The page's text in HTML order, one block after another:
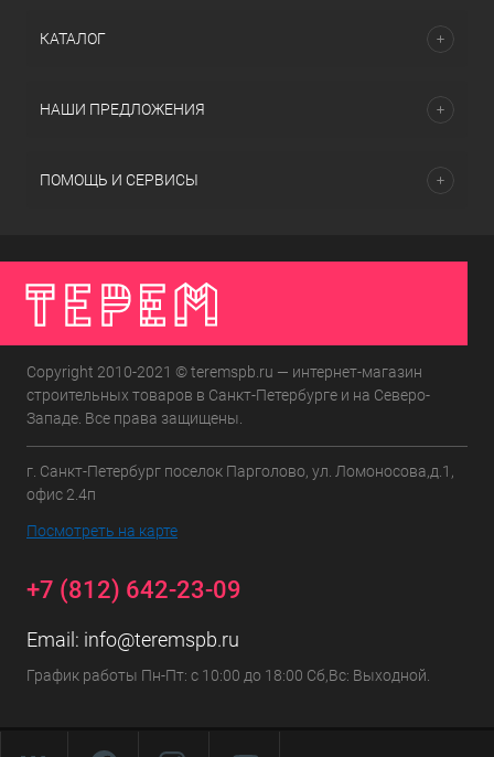
КАТАЛОГ
НАШИ ПРЕДЛОЖЕНИЯ
ПОМОЩЬ И СЕРВИСЫ
Copyright 2010-2021 © teremspb.ru — интернет-магазин
строительных товаров в Санкт-Петербурге и на Северо-
Западе. Все права защищены.
г. Санкт-Петербург поселок Парголово, ул. Ломоносова,д.1,
офис 2.4п
Посмотреть на карте
+7 (812) 642-23-09
Email: info@teremspb.ru
График работы Пн-Пт: с 10:00 до 18:00 Сб,Вс: Выходной.